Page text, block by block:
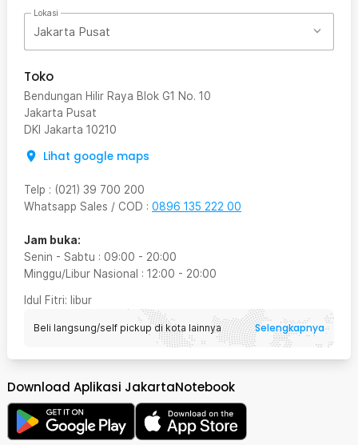
Lokasi
Jakarta Pusat
Toko
Bendungan Hilir Raya Blok G1 No. 10
Jakarta Pusat
DKI Jakarta 10210
Lihat google maps
Telp : (021) 39 700 200
Whatsapp Sales / COD : 0896 135 222 00
Jam buka:
Senin - Sabtu : 09:00 - 20:00
Minggu/Libur Nasional : 12:00 - 20:00
Idul Fitri: libur
Beli langsung/self pickup di kota lainnya Selengkapnya
Download Aplikasi JakartaNotebook